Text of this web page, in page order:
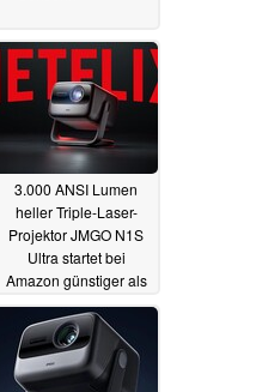
3.000 ANSI Lumen
heller Triple-Laser-
Projektor JMGO N1S
Ultra startet bei
Amazon günstiger als
erwartet in den Verkauf
01.07.2024